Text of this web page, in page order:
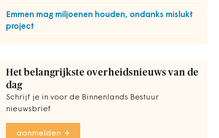
Emmen mag miljoenen houden, ondanks mislukt
project
Het belangrijkste overheidsnieuws van de
dag
Schrijf je in voor de Binnenlands Bestuur
nieuwsbrief
aanmelden